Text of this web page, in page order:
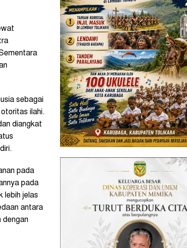
sebagai
ilahi.
diangkat
pada
pada
lebih jelas
antara
dengan